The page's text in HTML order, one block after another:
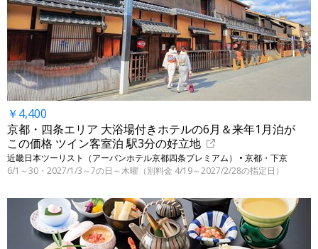
￥4,400
京都・四条エリア 大浴場付きホテルの6月＆来年1月泊が
この価格 ツイン客室泊 駅3分の好立地
近畿日本ツーリスト（アーバンホテル京都四条プレミアム） • 京都・下京
6/1～30・2027/1/3～7の日～木曜（別料金 4/19～2027/2/28の指定日）